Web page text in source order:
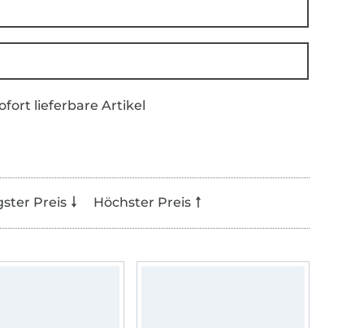
lieferbare Artikel
Preis Höchster Preis